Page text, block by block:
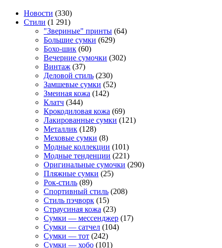
Новости (330)
Стили (1 291)
"Звериные" принты (64)
Большие сумки (629)
Бохо-шик (60)
Вечерние сумочки (302)
Винтаж (37)
Деловой стиль (230)
Замшевые сумки (52)
Змеиная кожа (142)
Клатч (344)
Крокодиловая кожа (69)
Лакированные сумки (121)
Металлик (128)
Меховые сумки (8)
Модные коллекции (101)
Модные тенденции (221)
Оригинальные сумочки (290)
Пляжные сумки (25)
Рок-стиль (89)
Спортивный стиль (208)
Стиль пэчворк (15)
Страусиная кожа (23)
Сумки — мессенджер (17)
Сумки — сатчел (104)
Сумки — тот (242)
Сумки — хобо (101)